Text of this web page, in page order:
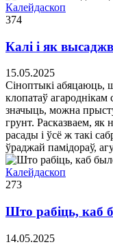
Калейдаскоп
374
Калі і як
15.05.2025
Сіноптыкі абяцаюць,
клопатаў
значыць, можна
грунт. Расказваем,
расады і ўсё ж такі
ўраджай памідораў,
Калейдаскоп
273
Што рабіць, каб
14.05.2025